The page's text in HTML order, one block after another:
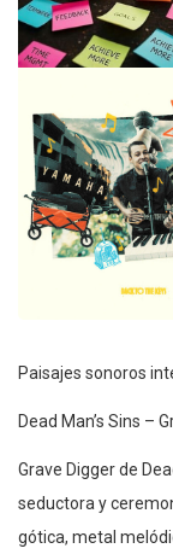
Paisajes sonoros
Dead Man’s Sins –
Grave Digger de
seductora y
gótica, metal